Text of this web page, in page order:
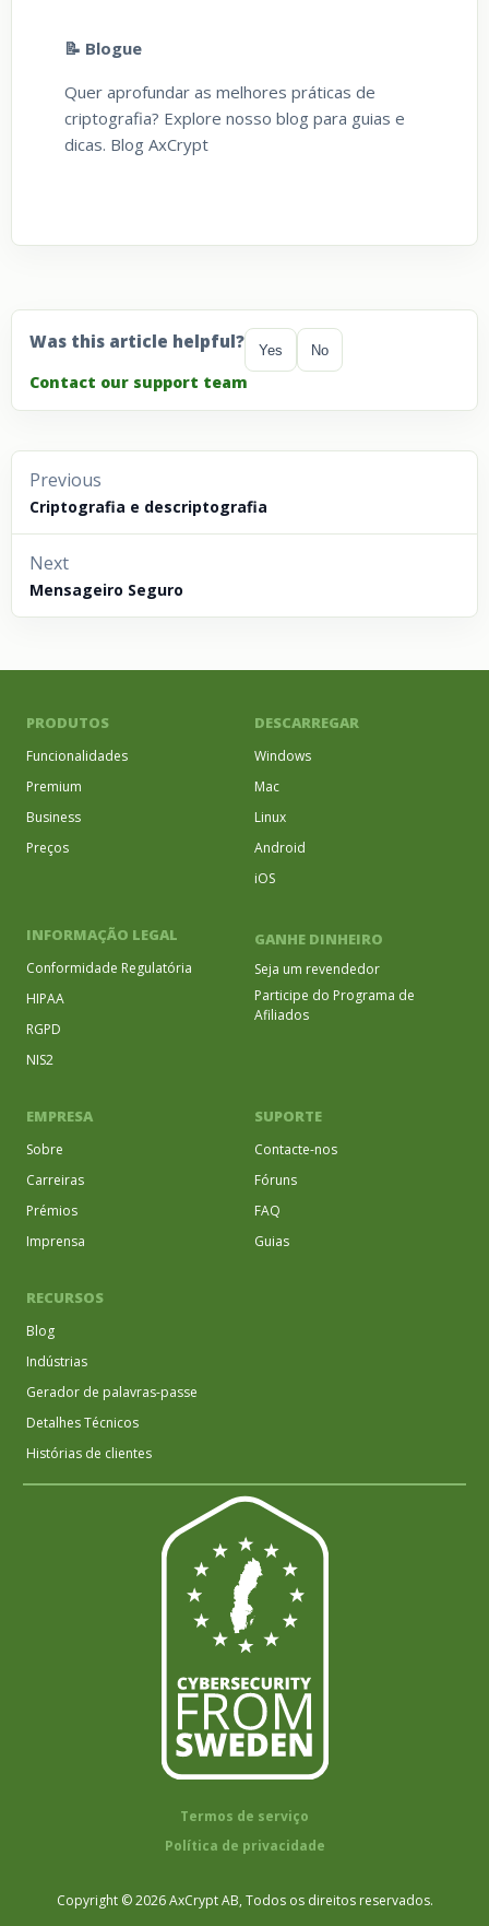
📝 Blogue
Quer aprofundar as melhores práticas de
criptografia? Explore nosso blog para guias e
dicas. Blog AxCrypt
Was this article helpful? Yes No
Contact our support team
Previous
Criptografia e descriptografia
Next
Mensageiro Seguro
PRODUTOS
Funcionalidades
Premium
Business
Preços
DESCARREGAR
Windows
Mac
Linux
Android
iOS
INFORMAÇÃO LEGAL
Conformidade Regulatória
HIPAA
RGPD
NIS2
GANHE DINHEIRO
Seja um revendedor
Participe do Programa de
Afiliados
EMPRESA
Sobre
Carreiras
Prémios
Imprensa
SUPORTE
Contacte-nos
Fóruns
FAQ
Guias
RECURSOS
Blog
Indústrias
Gerador de palavras-passe
Detalhes Técnicos
Histórias de clientes
Termos de serviço
Política de privacidade
Copyright © 2026 AxCrypt AB, Todos os direitos reservados.